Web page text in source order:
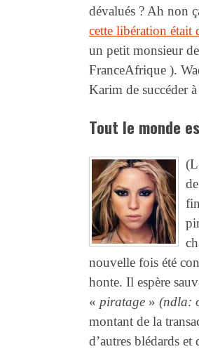
dévalués ? Ah non
cette libération était
un petit monsieur
FranceAfrique ).
Karim de succéder
Tout le monde
nouvelle fois été
honte. Il espère
« piratage » (ndla:
montant de la
d’autres blédards